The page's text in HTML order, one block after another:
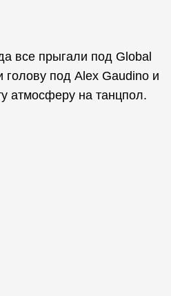
все прыгали под Global
голову под Alex Gaudino и
атмосферу на танцпол.